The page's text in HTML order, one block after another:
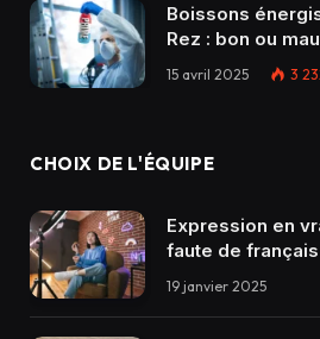
Boissons
Rez : bon ou
15 avril 2025 3
CHOIX DE L'ÉQUIPE
Expression en
faute de français
19 janvier 2025